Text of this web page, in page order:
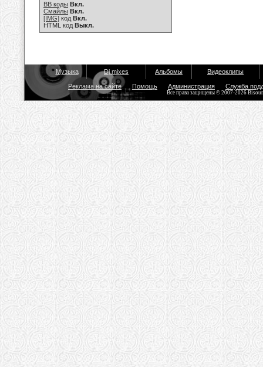
BB коды Вкл.
Смайлы Вкл.
[IMG] код Вкл.
HTML код Выкл.
Музыка Dj mixes Альбомы Видеоклипы
Реклама на сайте Помощь Администрация Служба
Все права защищены © 2007-2026